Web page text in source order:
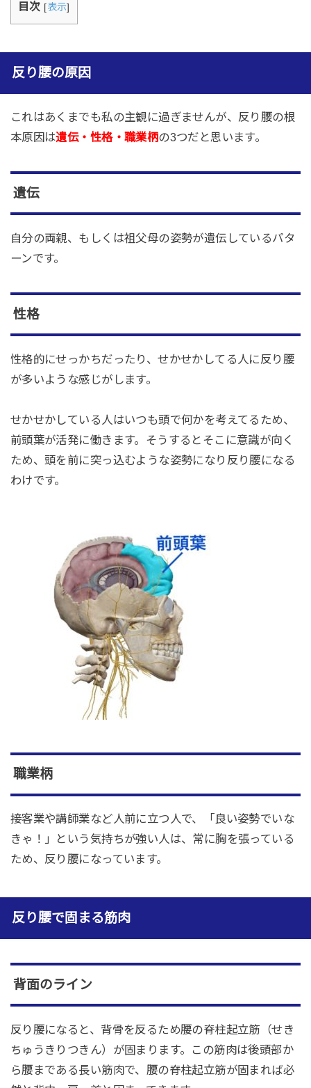
目次 [表示]
反り腰の原因
これはあくまでも私の主観に過ぎませんが、反り腰の根
本原因は遺伝・性格・職業柄の3つだと思います。
遺伝
自分の両親、もしくは祖父母の姿勢が遺伝しているパタ
ーンです。
性格
性格的にせっかちだったり、せかせかしてる人に反り腰
が多いような感じがします。
せかせかしている人はいつも頭で何かを考えてるため、
前頭葉が活発に働きます。そうするとそこに意識が向く
ため、頭を前に突っ込むような姿勢になり反り腰になる
わけです。
職業柄
接客業や講師業など人前に立つ人で、「良い姿勢でいな
きゃ！」という気持ちが強い人は、常に胸を張っている
ため、反り腰になっています。
反り腰で固まる筋肉
背面のライン
反り腰になると、背骨を反るため腰の脊柱起立筋（せき
ちゅうきりつきん）が固まります。この筋肉は後頭部か
ら腰まである長い筋肉で、腰の脊柱起立筋が固まれば必